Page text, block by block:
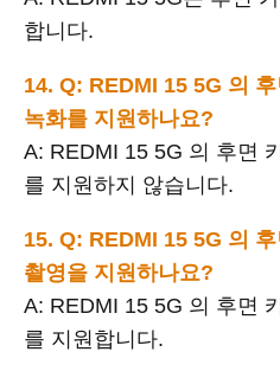
합니다.
14. Q: REDMI 15 5G 의
녹화를 지원하나요?
A: REDMI 15 5G 의 후면
를 지원하지 않습니다.
15. Q: REDMI 15 5G 의
촬영을 지원하나요?
A: REDMI 15 5G 의 후면
를 지원합니다.